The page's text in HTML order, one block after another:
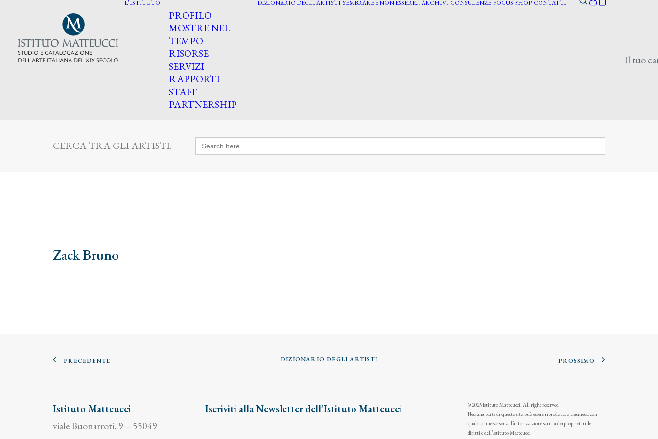
L’ISTITUTO
PROFILO
MOSTRE NEL
TEMPO
RISORSE
SERVIZI
RAPPORTI
STAFF
PARTNERSHIP
DIZIONARIO DEGLI ARTISTI SEMBRARE E NON ESSERE… ARCHIVI CONSULENZE FOCUS SHOP CONTATTI
Il tuo
CERCA TRA GLI ARTISTI: Search
for:
Zack Bruno
PRECEDENTE DIZIONARIO DEGLI ARTISTI PROSSIMO
Istituto Matteucci
viale Buonarroti, 9 – 55049
Iscriviti alla Newsletter dell’Istituto Matteucci
© 2025 Istituto Matteucci. All right reserved
Nessuna parte di questo sito può essere riprodotta o trasmessa con
qualsiasi mezzo senza l’autorizzazione scritta dei proprietari dei
diritti e dell’Istituto Matteucci